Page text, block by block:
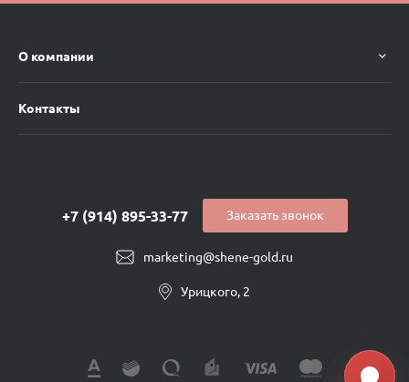
О компании
Контакты
marketing@shene-gold.ru
+7 (914) 895-33-77
Урицкого, 2
Заказать звонок